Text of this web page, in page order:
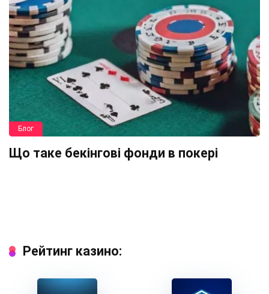
Блог
Що таке бекінгові фонди в покері
Рейтинг казино: